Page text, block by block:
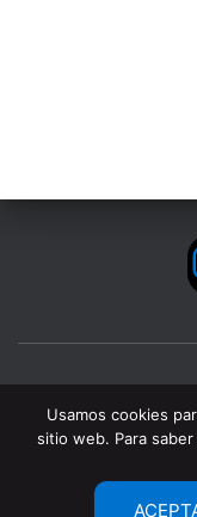
Usamos cookies
sitio web. Para